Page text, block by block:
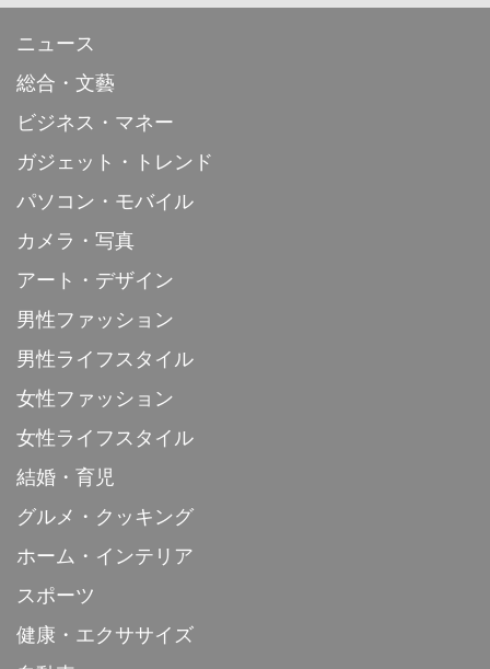
ニュース
総合・文藝
ビジネス・マネー
ガジェット・トレンド
パソコン・モバイル
カメラ・写真
アート・デザイン
男性ファッション
男性ライフスタイル
女性ファッション
女性ライフスタイル
結婚・育児
グルメ・クッキング
ホーム・インテリア
スポーツ
健康・エクササイズ